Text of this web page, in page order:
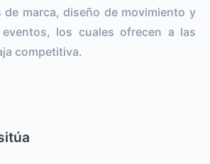
de marca, diseño de movimiento y
los cuales ofrecen a las
competitiva.